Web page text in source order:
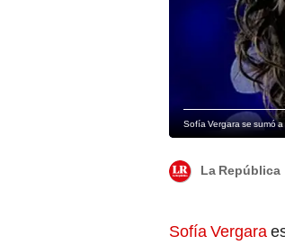
Sofía Vergara se sumó
La República
Sofía Vergara